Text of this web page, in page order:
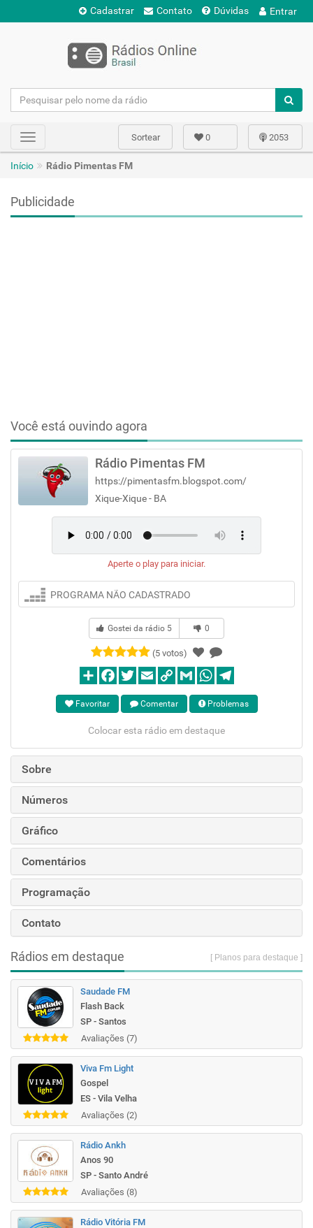
Cadastrar Contato Dúvidas Entrar
Toggle
navigation
2053
0
Sortear
Início Rádio Pimentas FM
Publicidade
Você está ouvindo agora
Rádio Pimentas FM
https://pimentasfm.blogspot.com/
Xique-Xique - BA
Aperte o play para iniciar.
PROGRAMA NÃO CADASTRADO
Gostei da rádio 5 0
(5 votos)
Favoritar Comentar Problemas
Colocar esta rádio em destaque
Sobre
Números
Gráfico
Comentários
Programação
Contato
Rádios em destaque [ Planos para destaque ]
Saudade FM
Flash Back
SP - Santos
Avaliações (7)
Viva Fm Light
Gospel
ES - Vila Velha
Avaliações (2)
Rádio Ankh
Anos 90
SP - Santo André
Avaliações (8)
Rádio Vitória FM